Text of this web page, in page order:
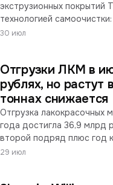
экструзионных покрытий
технологией
естественными
поверхностями, где
затруднена. Наносится в
компании, не требует
линий переработчиков.
30 июл
Отгрузки ЛКМ в
рублях, но растут
тоннах снижается
Отгрузка лакокрасочных
года достигла 36,9 млрд
второй подряд плюс год
замедлился до самого
29 июл